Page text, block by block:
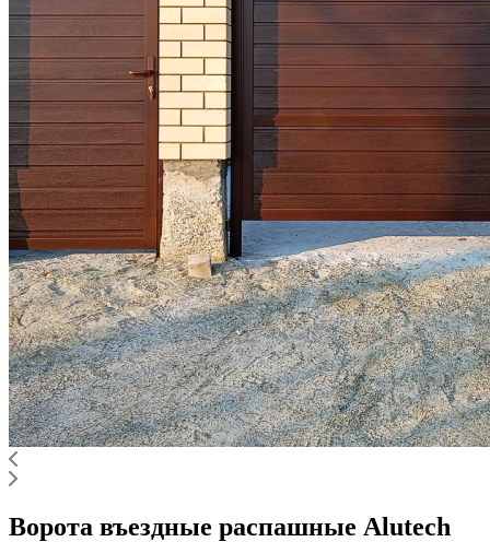
Ворота въездные распашные Alutech